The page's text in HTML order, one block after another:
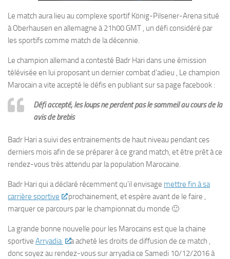
Le match aura lieu au complexe sportif König-Pilsener-Arena situé
à Oberhausen en allemagne à 21h00 GMT , un défi considéré par
les sportifs comme match de la décennie.
Le champion allemand a contesté Badr Hari dans une émission
télévisée en lui proposant un dernier combat d’adieu , Le champion
Marocain a vite accepté le défis en publiant sur sa page facebook :
Défi accepté, les loups ne perdent pas le sommeil au cours de la
avis de brebis
Badr Hari a suivi des entrainements de haut niveau pendant ces
derniers mois afin de se préparer à ce grand match, et être prêt à ce
rendez-vous très attendu par la population Marocaine.
Badr Hari qui a déclaré récemment qu’il envisage mettre fin à sa
carrière sportive
prochainement, et espère avant de le faire ,
marquer ce parcours par le championnat du monde 🙂
La grande bonne nouvelle pour les Marocains est que la chaine
sportive Arryadia
a acheté les droits de diffusion de ce match ,
donc soyez au rendez-vous sur arryadia ce Samedi 10/12/2016 à